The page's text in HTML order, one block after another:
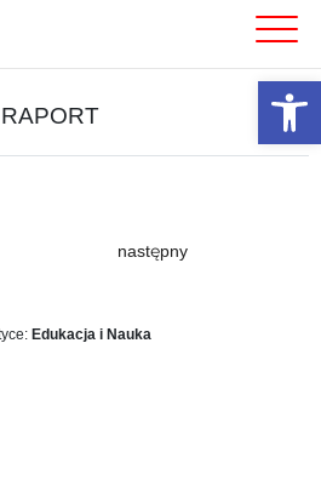
RAPORT
następny
Edukacja i Nauka